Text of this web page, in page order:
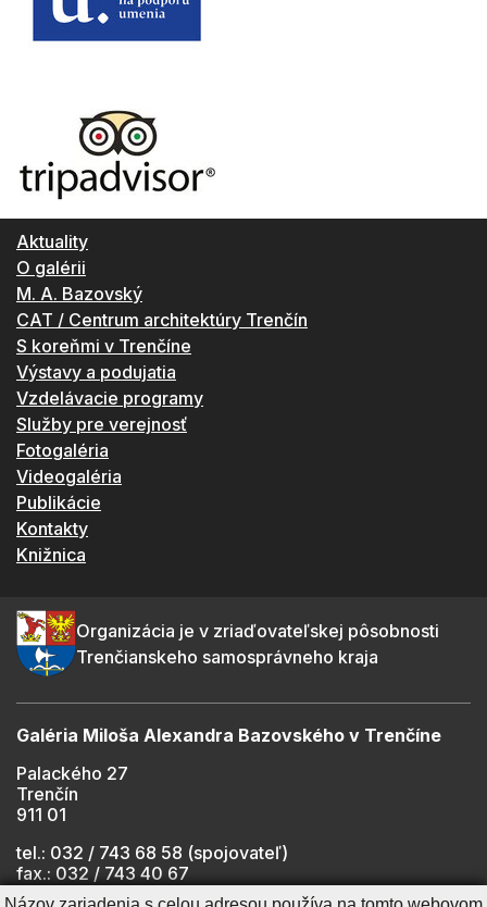
Aktuality
O galérii
M. A. Bazovský
CAT / Centrum architektúry Trenčín
S koreňmi v Trenčíne
Výstavy a podujatia
Vzdelávacie programy
Služby pre verejnosť
Fotogaléria
Videogaléria
Publikácie
Kontakty
Knižnica
Organizácia je v zriaďovateľskej pôsobnosti
Trenčianskeho samosprávneho kraja
Galéria Miloša Alexandra Bazovského v Trenčíne
Palackého 27
Trenčín
911 01
tel.: 032 / 743 68 58 (spojovateľ)
fax.: 032 / 743 40 67
e-mail:
info@gmab.sk